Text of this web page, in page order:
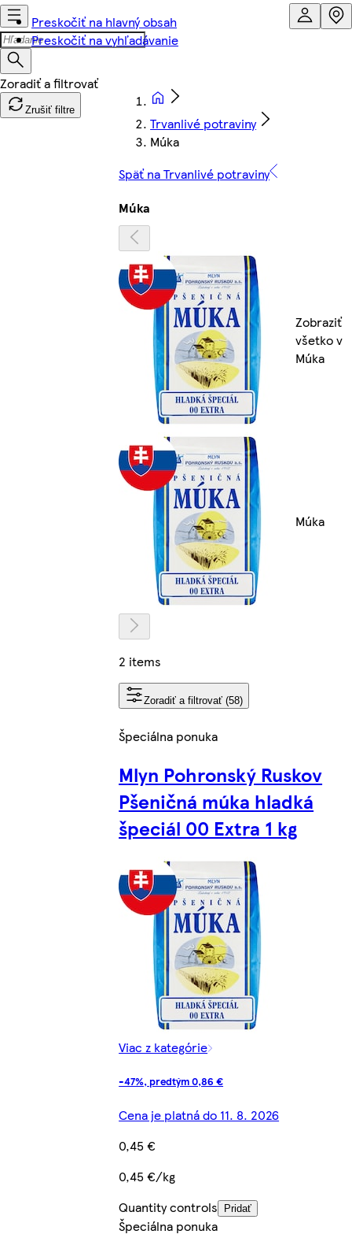
Preskočiť na hlavný obsah
Preskočiť na vyhľadávanie
Zrušiť filtre
Trvanlivé potraviny
Múka
Späť na Trvanlivé potraviny
Múka
Zobraziť
všetko v
Múka
Múka
2 items
Zoradiť a filtrovať (58)
Špeciálna ponuka
Mlyn Pohronský Ruskov
Pšeničná múka hladká
špeciál 00 Extra 1 kg
Viac z kategórie
-47%, predtým 0,86 €
Cena je platná do 11. 8. 2026
0,45 €
0,45 €/kg
Quantity controls
Pridať
Špeciálna ponuka